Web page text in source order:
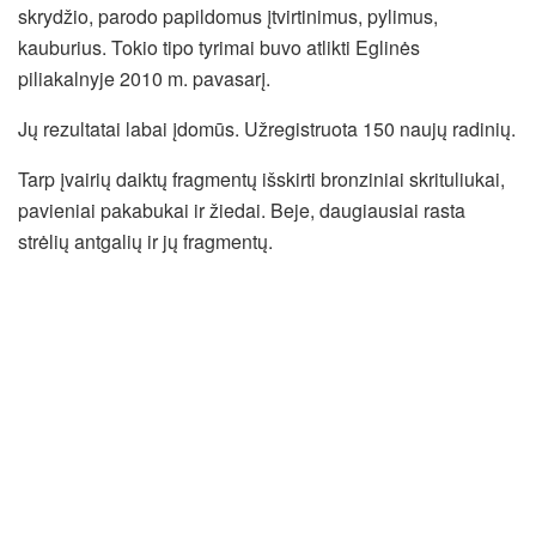
skrydžio, parodo papildomus įtvirtinimus, pylimus,
kauburius. Tokio tipo tyrimai buvo atlikti Eglinės
piliakalnyje 2010 m. pavasarį.
Jų rezultatai labai įdomūs. Užregistruota 150 naujų radinių.
Tarp įvairių daiktų fragmentų išskirti bronziniai skrituliukai,
pavieniai pakabukai ir žiedai. Beje, daugiausiai rasta
strėlių antgalių ir jų fragmentų.